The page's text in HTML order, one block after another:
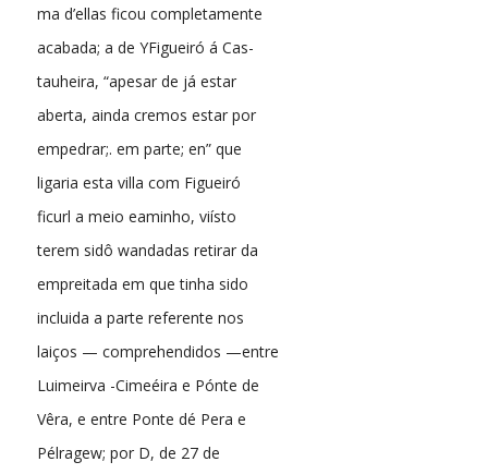
ma d’ellas ficou completamente
acabada; a de YFigueiró á Cas-
tauheira, “apesar de já estar
aberta, ainda cremos estar por
empedrar;. em parte; en” que
ligaria esta villa com Figueiró
ficurl a meio eaminho, viísto
terem sidô wandadas retirar da
empreitada em que tinha sido
incluida a parte referente nos
laiços — comprehendidos —entre
Luimeirva -Cimeéira e Pónte de
Vêra, e entre Ponte dé Pera e
Pélragew; por D, de 27 de